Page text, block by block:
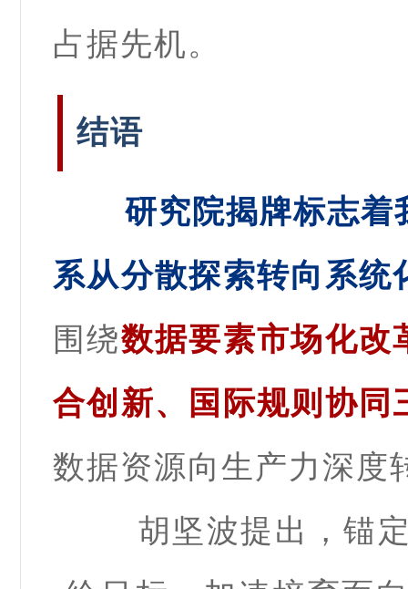
占据先机。
结语
研究院揭牌标志着
系从分散探索转向系统
围绕数据要素市场化改
合创新、国际规则协同
数据资源向生产力深度
胡坚波提出，锚